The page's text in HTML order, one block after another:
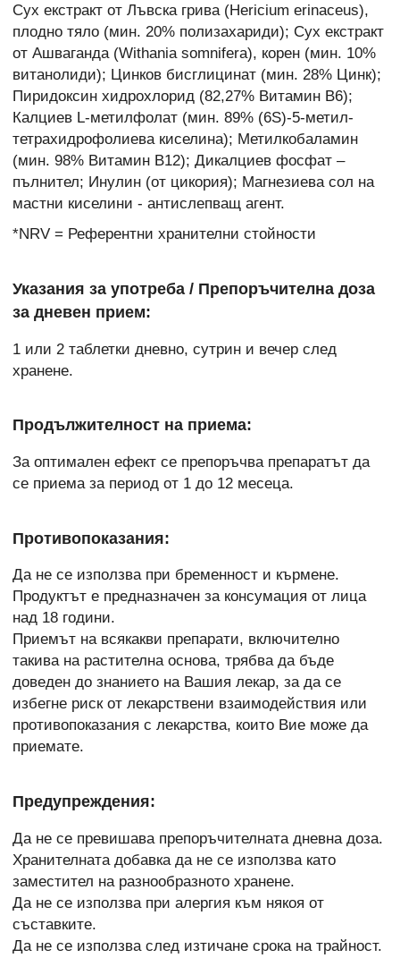
Сух екстракт от Лъвска грива (Hericium erinaceus),
плодно тяло (мин. 20% полизахариди); Сух екстракт
от Ашваганда (Withania somnifera), корен (мин. 10%
витанолиди); Цинков бисглицинат (мин. 28% Цинк);
Пиридоксин хидрохлорид (82,27% Витамин B6);
Калциев L-метилфолат (мин. 89% (6S)-5-метил-
тетрахидрофолиева киселина); Метилкобаламин
(мин. 98% Витамин B12); Дикалциев фосфат –
пълнител; Инулин (от цикория); Магнезиева сол на
мастни киселини - антислепващ агент.
*NRV = Референтни хранителни стойности
Указания за употреба / Препоръчителна доза
за дневен прием:
1 или 2 таблетки дневно, сутрин и вечер след
хранене.
Продължителност на приема:
За оптимален ефект се препоръчва препаратът да
се приема за период от 1 до 12 месеца.
Противопоказания:
Да не се използва при бременност и кърмене.
Продуктът е предназначен за консумация от лица
над 18 години.
Приемът на всякакви препарати, включително
такива на растителна основа, трябва да бъде
доведен до знанието на Вашия лекар, за да се
избегне риск от лекарствени взаимодействия или
противопоказания с лекарства, които Вие може да
приемате.
Предупреждения:
Да не се превишава препоръчителната дневна доза.
Хранителната добавка да не се използва като
заместител на разнообразното хранене.
Да не се използва при алергия към някоя от
съставките.
Да не се използва след изтичане срока на трайност.